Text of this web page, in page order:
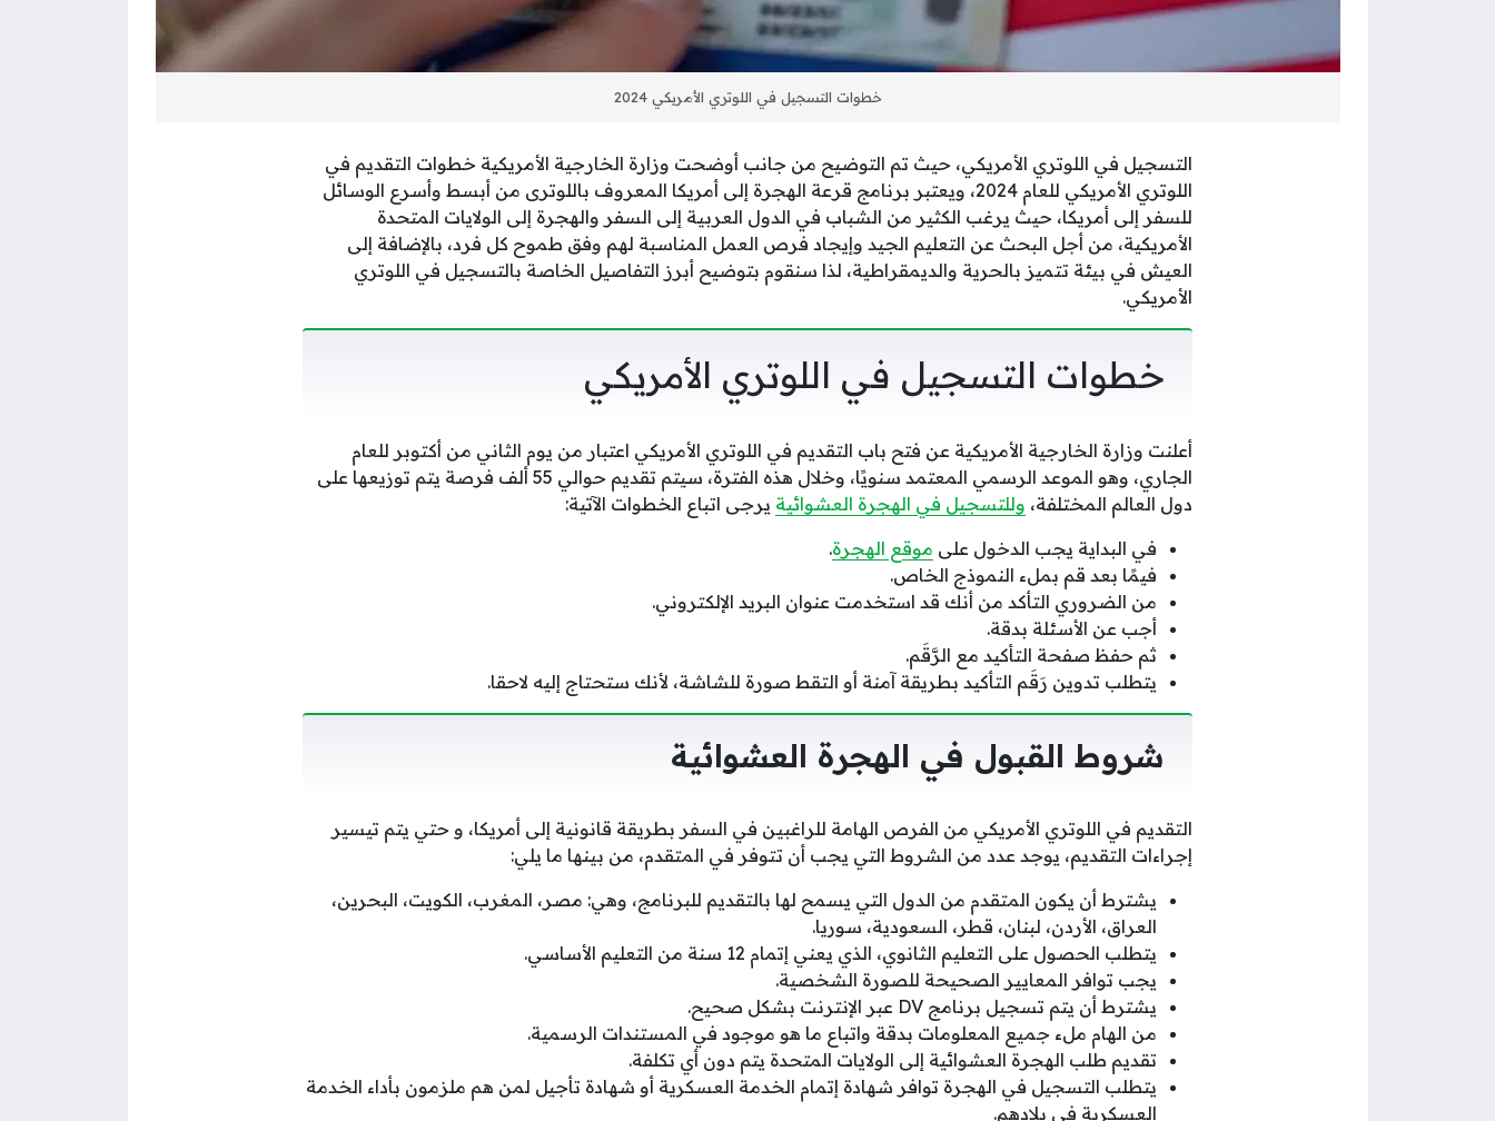
خطوات التسجيل في اللوتري الأمريكي 2024
التسجيل في اللوتري الأمريكي، حيث تم التوضيح من جانب أوضحت وزارة الخارجية الأمريكية خطوات التقديم في
اللوتري الأمريكي للعام 2024، ويعتبر برنامج قرعة الهجرة إلى أمريكا المعروف باللوترى من أبسط وأسرع الوسائل
للسفر إلى أمريكا، حيث يرغب الكثير من الشباب في الدول العربية إلى السفر والهجرة إلى الولايات المتحدة
الأمريكية، من أجل البحث عن التعليم الجيد وإيجاد فرص العمل المناسبة لهم وفق طموح كل فرد، بالإضافة إلى
العيش في بيئة تتميز بالحرية والديمقراطية، لذا سنقوم بتوضيح أبرز التفاصيل الخاصة بالتسجيل في اللوتري
الأمريكي.
خطوات التسجيل في اللوتري الأمريكي
أعلنت وزارة الخارجية الأمريكية عن فتح باب التقديم في اللوتري الأمريكي اعتبار من يوم الثاني من أكتوبر للعام
الجاري، وهو الموعد الرسمي المعتمد سنويًا، وخلال هذه الفترة، سيتم تقديم حوالي 55 ألف فرصة يتم توزيعها على
دول العالم المختلفة، وللتسجيل في الهجرة العشوائية يرجى اتباع الخطوات الآتية:
في البداية يجب الدخول على موقع الهجرة.
فيمًا بعد قم بملء النموذج الخاص.
من الضروري التأكد من أنك قد استخدمت عنوان البريد الإلكتروني.
أجب عن الأسئلة بدقة.
ثم حفظ صفحة التأكيد مع الرَّقَم.
يتطلب تدوين رَقَم التأكيد بطريقة آمنة أو التقط صورة للشاشة، لأنك ستحتاج إليه لاحقا.
شروط القبول في الهجرة العشوائية
التقديم في اللوتري الأمريكي من الفرص الهامة للراغبين في السفر بطريقة قانونية إلى أمريكا، و حتي يتم تيسير
إجراءات التقديم، يوجد عدد من الشروط التي يجب أن تتوفر في المتقدم، من بينها ما يلي:
يشترط أن يكون المتقدم من الدول التي يسمح لها بالتقديم للبرنامج، وهي: مصر، المغرب، الكويت، البحرين،
العراق، الأردن، لبنان، قطر، السعودية، سوريا.
يتطلب الحصول على التعليم الثانوي، الذي يعني إتمام 12 سنة من التعليم الأساسي.
يجب توافر المعايير الصحيحة للصورة الشخصية.
يشترط أن يتم تسجيل برنامج DV عبر الإنترنت بشكل صحيح.
من الهام ملء جميع المعلومات بدقة واتباع ما هو موجود في المستندات الرسمية.
تقديم طلب الهجرة العشوائية إلى الولايات المتحدة يتم دون أي تكلفة.
يتطلب التسجيل في الهجرة توافر شهادة إتمام الخدمة العسكرية أو شهادة تأجيل لمن هم ملزمون بأداء الخدمة
العسكرية في بلادهم.